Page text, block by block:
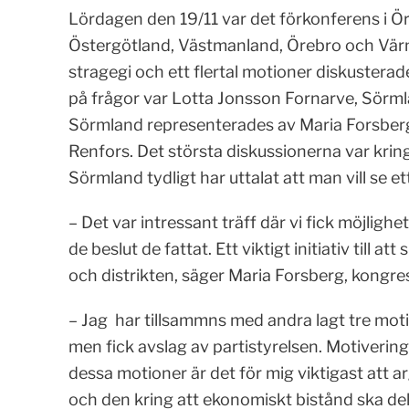
Lördagen den 19/11 var det förkonferens i
Östergötland, Västmanland, Örebro och
stragegi och ett flertal motioner
på frågor var Lotta Jonsson Fornarve,
Sörmland representerades av Maria
Renfors. Det största diskussionerna var
Sörmland tydligt har uttalat att man vill se
– Det var intressant träff där vi fick
de beslut de fattat. Ett viktigt initiativ till att
och distrikten, säger Maria Forsberg,
– Jag har tillsammns med andra lagt tre
men fick avslag av partistyrelsen.
dessa motioner är det för mig viktigast att
och den kring att ekonomiskt bistånd ska